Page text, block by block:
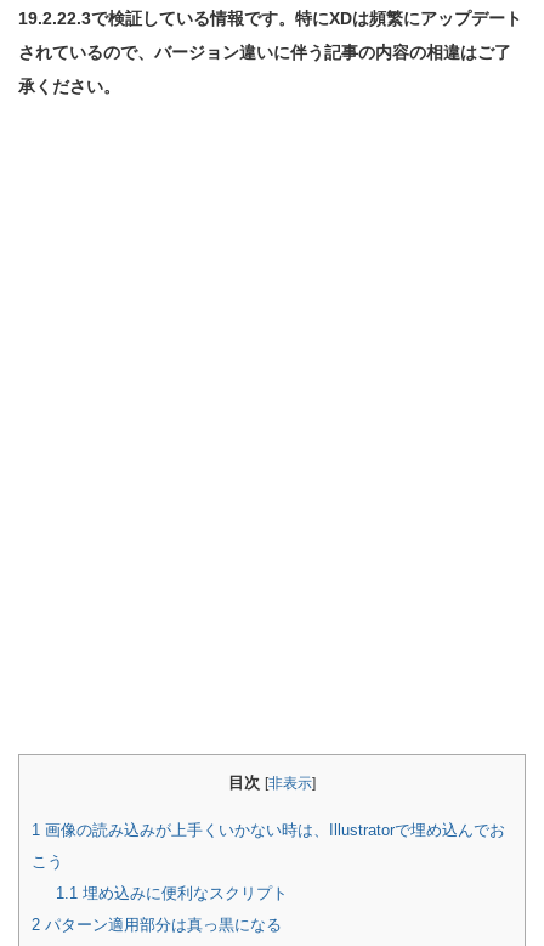
19.2.22.3で検証している情報です。特にXDは頻繁にアップデート
されているので、バージョン違いに伴う記事の内容の相違はご了
承ください。
目次 [非表示]
1 画像の読み込みが上手くいかない時は、Illustratorで埋め込んでお
こう
1.1埋め込みに便利なスクリプト
2 パターン適用部分は真っ黒になる